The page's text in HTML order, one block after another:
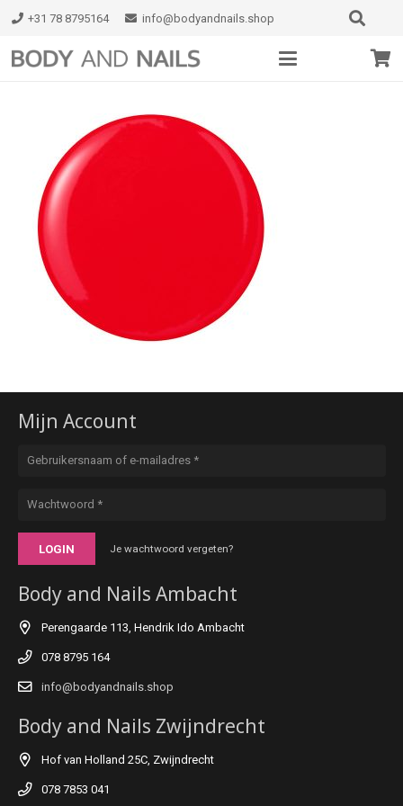
+31 78 8795164 info@bodyandnails.shop
Mijn Account
LOGIN Je wachtwoord vergeten?
Body and Nails Ambacht
Perengaarde 113, Hendrik Ido Ambacht
078 8795 164
info@bodyandnails.shop
Body and Nails Zwijndrecht
Hof van Holland 25C, Zwijndrecht
078 7853 041